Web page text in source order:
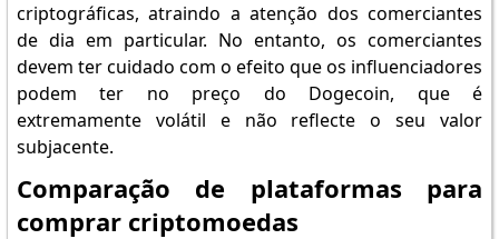
criptográficas, atraindo a atenção dos comerciantes
de dia em particular. No entanto, os comerciantes
devem ter cuidado com o efeito que os influenciadores
podem ter no preço do Dogecoin, que é
extremamente volátil e não reflecte o seu valor
subjacente.
Comparação de plataformas para
comprar criptomoedas